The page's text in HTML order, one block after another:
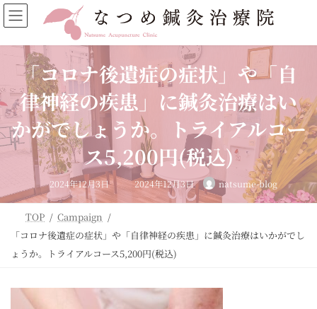
コ
ン
ン
ス
キ
ッ
プ
ナ
ビ
ー
ン
に
移
動
「コロナ後遺症の症状」や「自
律神経の疾患」に鍼灸治療はい
かがでしょうか。トライアルコー
ス5,200円(税込)
2024年12月3日 最
終
更
新
:
2024年12月3日 natsume-blog
TOP
Campaign
「コロナ後遺症の症状」や「自律神経の疾患」に鍼灸治療はいかがでし
ょうか。トライアルコース5,200円(税込)